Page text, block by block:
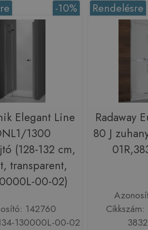
-10%
Elegant Line
1300
(128-132 cm,
transparent,
00-02)
142760
130000L-00-02
Rendelésre
Radaway
80 J